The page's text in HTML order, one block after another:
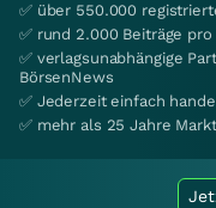
✅ über 550.000
✅ rund 2.000 Beiträge pro
✅ verlagsunabhängige
BörsenNews
✅ Jederzeit einfach
✅ mehr als 25 Jahre